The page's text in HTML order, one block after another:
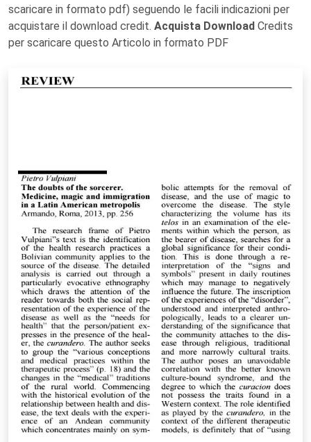
scaricare in formato pdf) seguendo le facili indicazioni per
acquistare il download credit. Acquista Download Credits
per scaricare questo Articolo in formato PDF